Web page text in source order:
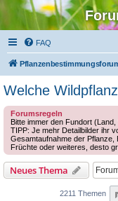
FAQ
Welche
Forumsregeln
Bitte immer den Fundort
TIPP: Je mehr Detailbilder ihr
Gesamtaufnahme der Pflanze,
Früchte oder weiteres, desto
Neues Thema
2211 Themen